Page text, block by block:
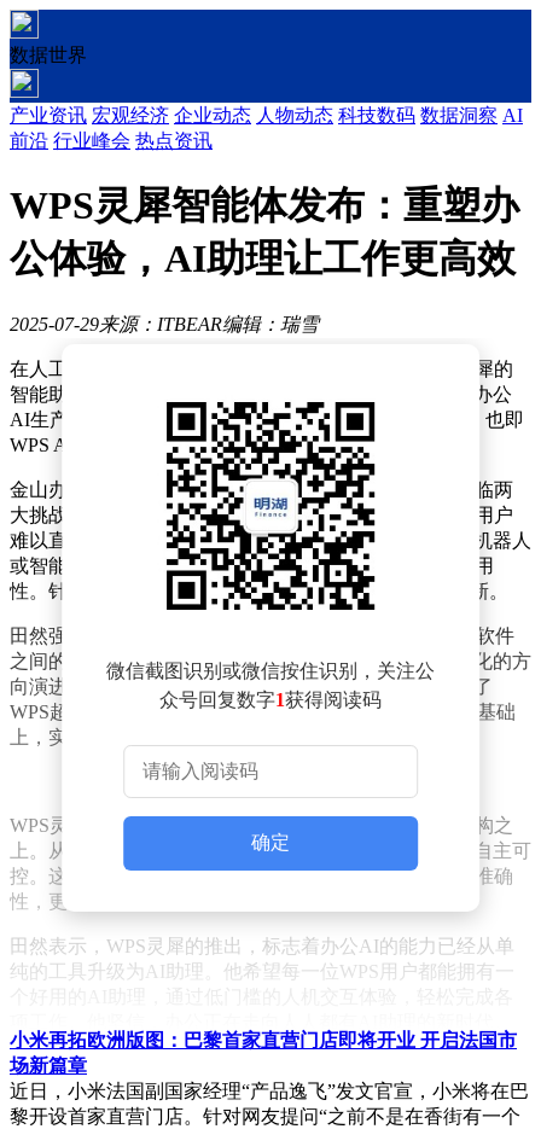
数据世界
产业资讯 宏观经济 企业动态 人物动态 科技数码 数据洞察 AI
前沿 行业峰会 热点资讯
WPS灵犀智能体发布：重塑办
公体验，AI助理让工作更高效
2025-07-29来源：ITBEAR编辑：瑞雪
在人工智能与办公领域的深度融合中，一款名为WPS灵犀的
智能助手正悄然改变着我们的工作方式。近日，在金山办公
AI生产力论坛上，这款原生Office智能体——WPS灵犀，也即
WPS AI 3.0版本，正式亮相。
金山办公助理总裁田然在演讲中提到，当前的AI行业面临两
大挑战：一是AI能力虽强大，却往往隐藏在软件背后，用户
难以直观感受到其全部潜力；二是尽管用户能通过聊天机器人
或智能体调用AI，但生成的内容往往华而不实，缺乏实用
性。针对这些问题，WPS AI 3.0版本进行了革命性的创新。
田然强调，WPS灵犀的核心在于重新构建了用户、AI与软件
之间的交互关系，推动办公软件向更加智能、更加人性化的方
向演进。通过“双向改造”技术，WPS灵犀让AI深度适配了
WPS超过1万个API接口，在保留287种Office格式元素的基础
上，实现了“边聊边改”的流畅体验。
WPS灵犀的技术突破建立在全链路自主可控的国产化架构之
上。从算力到模型，再到应用层面，金山办公均实现了自主可
控。这种全栈自主的架构，不仅提升了AI的运算效率和准确
性，更确保了中国用户的办公应用和数据安全。
田然表示，WPS灵犀的推出，标志着办公AI的能力已经从单
纯的工具升级为AI助理。他希望每一位WPS用户都能拥有一
回顾WPS AI的发展历程，从1.0版本的“工具赋能”，将AIGC、
Copilot、Insight等AI能力嵌入WPS组件，增强工具能力；到2.0
版本的“知识价值挖掘”，构建“企业大脑”，促进企业知识智能
微信截图识别或微信按住识别，关注公
众号回复数字1获得阅读码
确定
小米再拓欧洲版图：巴黎首家直营门店即将开业 开启法国市
场新篇章
近日，小米法国副国家经理“产品逸飞”发文官宣，小米将在巴
黎开设首家直营门店。针对网友提问“之前不是在香街有一个